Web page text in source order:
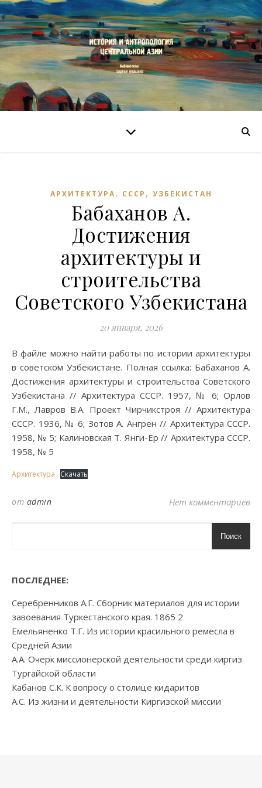
АРХИТЕКТУРА, СССР , УЗБЕКИСТАН
Бабаханов А.
Достижения
архитектуры и
строительства
Советского Узбекистана
20 января, 2026
В файле можно найти работы по истории архитектуры
в советском Узбекистане. Полная ссылка: Бабаханов А.
Достижения архитектуры и строительства Советского
Узбекистана // Архитектура СССР. 1957, № 6; Орлов
Г.М., Лавров В.А. Проект Чирчикстроя // Архитектура
СССР. 1936, № 6; Зотов А. Ангрен // Архитектура СССР.
1958, № 5; Калиновская Т. Янги-Ер // Архитектура СССР.
1958, № 5
Архитектура Скачать
от admin Нет комментариев
Поиск
ПОСЛЕДНЕЕ:
Серебренников А.Г. Сборник материалов для истории
завоевания Туркестанского края. 1865 2
Емельяненко Т.Г. Из истории красильного ремесла в
Средней Азии
А.А. Очерк миссионерской деятельности среди киргиз
Тургайской области
Кабанов С.К. К вопросу о столице кидаритов
А.С. Из жизни и деятельности Киргизской миссии